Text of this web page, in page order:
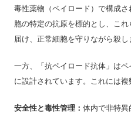
毒性薬物（ペイロード）で構成
胞の特定の抗原を標的とし、こ
届け、正常細胞を守りながら殺し
一方、「抗ペイロード抗体」は
に設計されています。これには複
安全性と毒性管理：体内で非特